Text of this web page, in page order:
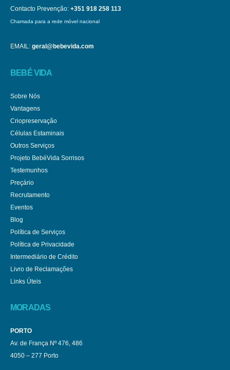
Contacto Prevenção: +351 918 258 113
Chamada para a rede móvel nacional
EMAIL: geral@bebevida.com
BEBÉ VIDA
Sobre Nós
Vantagens
Criopreservação
Células Estaminais
Outros Serviços
Projeto BebéVida Sorrisos
Testemunhos
Preçário
Recrutamento
Eventos
Blog
Política de Serviços
Política de Privacidade
Intermediário de Crédito
Livro de Reclamações
Links Úteis
MORADAS
PORTO
Av. de França Nº 476, 486
4050 – 277 Porto